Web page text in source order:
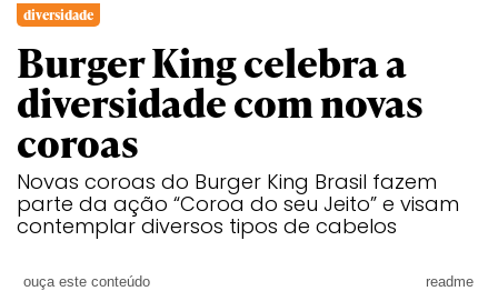
diversidade
Burger King celebra a
diversidade com novas
coroas
Novas coroas do Burger King Brasil fazem
parte da ação “Coroa do seu Jeito” e visam
contemplar diversos tipos de cabelos
ouça este conteúdo readme